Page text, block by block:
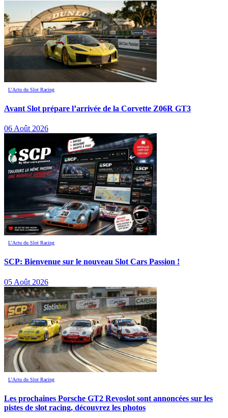
L’Actu du Slot Racing
Avant Slot prépare l’arrivée de la Corvette Z06R GT3
06 Août 2026
L’Actu du Slot Racing
SCP: Bienvenue sur le nouveau Slot Cars Passion !
05 Août 2026
L’Actu du Slot Racing
Les prochaines Porsche GT2 Revoslot sont annoncées sur les
pistes de slot racing, découvrez les photos